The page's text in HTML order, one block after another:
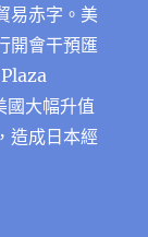
易赤字。美
開會干預匯
大幅升值
造成日本經